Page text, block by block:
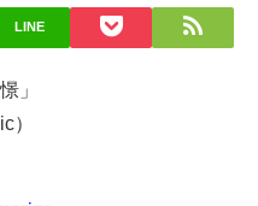
LINE
」
）